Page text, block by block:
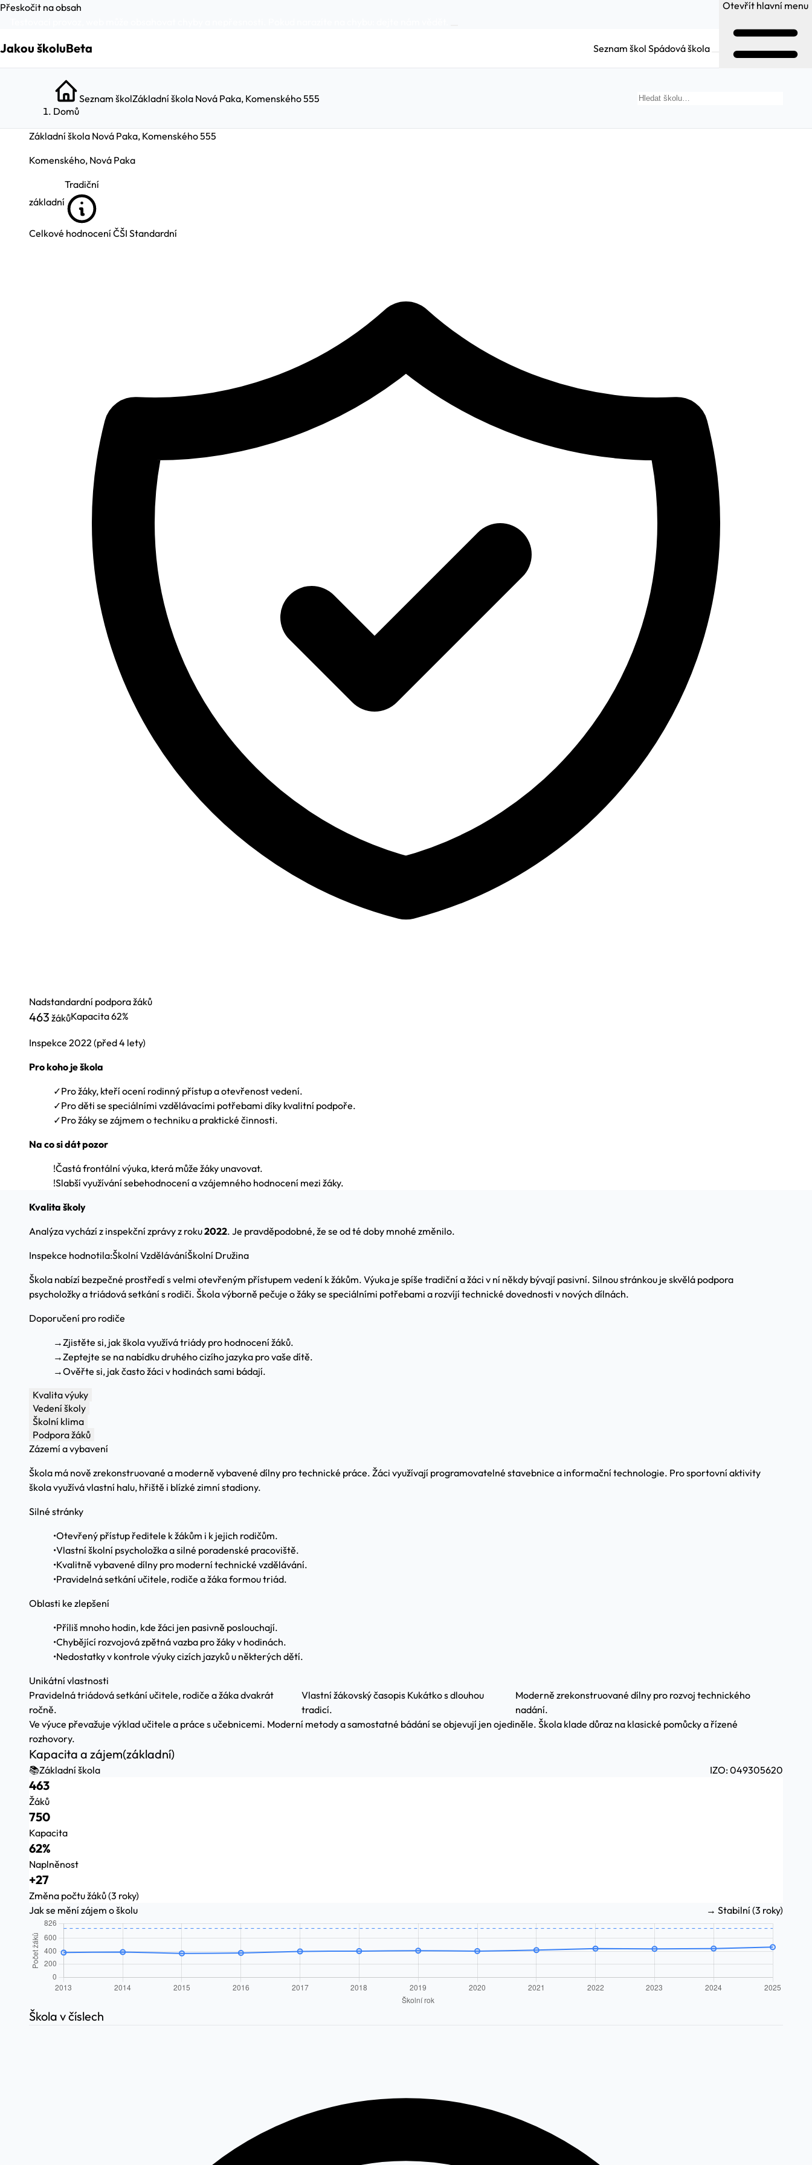
Přeskočit na obsah
Jakou školuBeta Seznam škol Spádová škola
Otevřít hlavní menu
Domů
Seznam školZákladní škola Nová Paka, Komenského 555
Základní škola Nová Paka, Komenského 555
Komenského, Nová Paka
základní
Tradiční
Celkové hodnocení ČŠI Standardní
Nadstandardní podpora žáků
463 žákůKapacita62%
Inspekce 2022 (před 4 lety)
Pro koho je škola
✓Pro žáky, kteří ocení rodinný přístup a otevřenost vedení.
✓Pro děti se speciálními vzdělávacími potřebami díky kvalitní podpoře.
✓Pro žáky se zájmem o techniku a praktické činnosti.
Na co si dát pozor
!Častá frontální výuka, která může žáky unavovat.
!Slabší využívání sebehodnocení a vzájemného hodnocení mezi žáky.
Kvalita školy
Analýza vychází z inspekční zprávy z roku2022. Je pravděpodobné, že se od té doby mnohé změnilo.
Inspekce hodnotila:Školní VzděláváníŠkolní Družina
Škola nabízí bezpečné prostředí s velmi otevřeným přístupem vedení k žákům. Výuka je spíše tradiční a žáci v ní někdy bývají pasivní. Silnou stránkou je skvělá podpora
psycholožky a triádová setkání s rodiči. Škola výborně pečuje o žáky se speciálními potřebami a rozvíjí technické dovednosti v nových dílnách.
Doporučení pro rodiče
→Zjistěte si, jak škola využívá triády pro hodnocení žáků.
→Zeptejte se na nabídku druhého cizího jazyka pro vaše dítě.
→Ověřte si, jak často žáci v hodinách sami bádají.
Kvalita výuky
Vedení školy
Školní klima
Podpora žáků
Zázemí a vybavení
Škola má nově zrekonstruované a moderně vybavené dílny pro technické práce. Žáci využívají programovatelné stavebnice a informační technologie. Pro sportovní aktivity
škola využívá vlastní halu, hřiště i blízké zimní stadiony.
Silné stránky
•Otevřený přístup ředitele k žákům i k jejich rodičům.
•Vlastní školní psycholožka a silné poradenské pracoviště.
•Kvalitně vybavené dílny pro moderní technické vzdělávání.
•Pravidelná setkání učitele, rodiče a žáka formou triád.
Oblasti ke zlepšení
•Příliš mnoho hodin, kde žáci jen pasivně poslouchají.
•Chybějící rozvojová zpětná vazba pro žáky v hodinách.
•Nedostatky v kontrole výuky cizích jazyků u některých dětí.
Unikátní vlastnosti
Pravidelná triádová setkání učitele, rodiče a žáka dvakrát
ročně.
Vlastní žákovský časopis Kukátko s dlouhou
tradicí.
Moderně zrekonstruované dílny pro rozvoj technického
nadání.
Ve výuce převažuje výklad učitele a práce s učebnicemi. Moderní metody a samostatné bádání se objevují jen ojediněle. Škola klade důraz na klasické pomůcky a řízené
rozhovory.
Kapacita a zájem(základní)
📚Základní škola IZO: 049305620
463
Žáků
750
Kapacita
62%
Naplněnost
+27
Změna počtu žáků (3 roky)
Jak se mění zájem o školu
→ Stabilní (3 roky)
Škola v číslech